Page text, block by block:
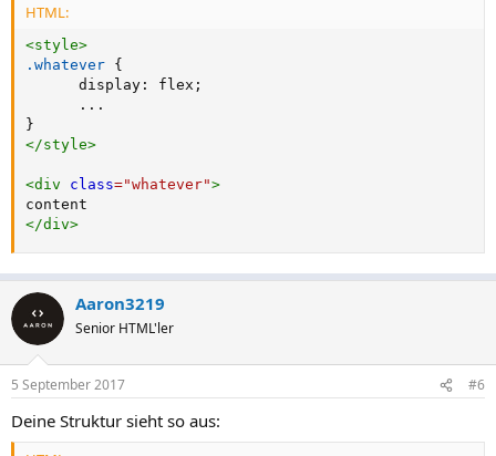
HTML:
<style>
.whatever {
display : flex ;
}
</style>
<div class="whatever">
</div>
Aaron3219
Senior HTML'ler
5 September 2017 #6
Deine Struktur sieht so aus: